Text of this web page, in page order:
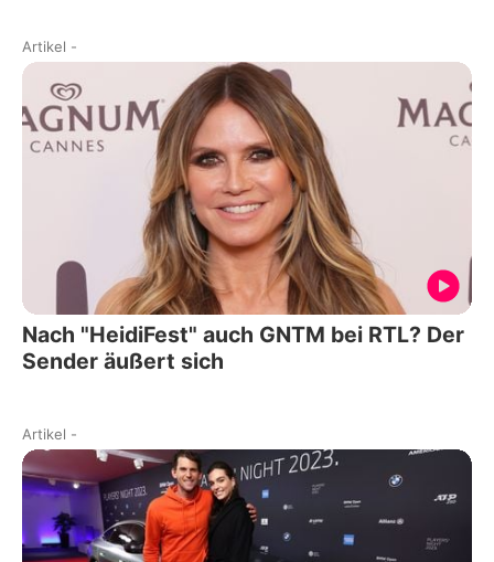
Artikel -
Nach "HeidiFest" auch GNTM bei RTL? Der
Sender äußert sich
Artikel -